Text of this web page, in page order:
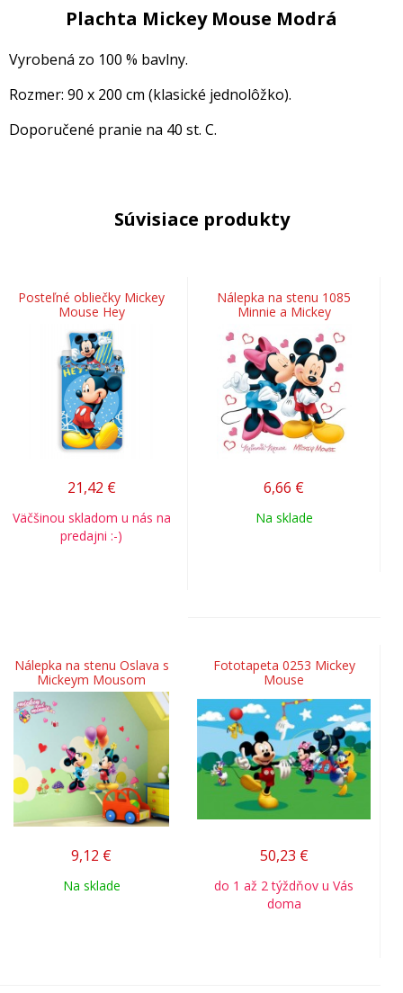
Plachta Mickey Mouse Modrá
Vyrobená zo 100 % bavlny.
Rozmer: 90 x 200 cm (klasické jednolôžko).
Doporučené pranie na 40 st. C.
Súvisiace produkty
Posteľné obliečky Mickey
Mouse Hey
21,42 €
Väčšinou skladom u nás na
predajni :-)
Nálepka na stenu 1085
Minnie a Mickey
6,66 €
Na sklade
Nálepka na stenu Oslava s
Mickeym Mousom
9,12 €
Na sklade
Fototapeta 0253 Mickey
Mouse
50,23 €
do 1 až 2 týždňov u Vás
doma